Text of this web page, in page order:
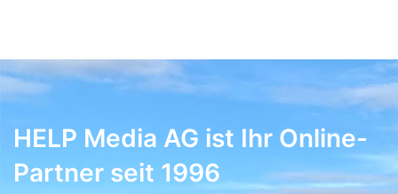
HELP Media AG ist Ihr Online-
Partner seit 1996